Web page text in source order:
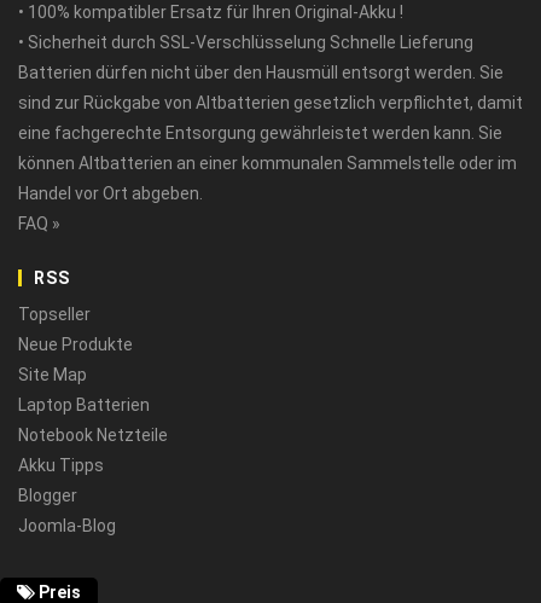
• 100% kompatibler Ersatz für Ihren Original-Akku !
• Sicherheit durch SSL-Verschlüsselung Schnelle Lieferung
Batterien dürfen nicht über den Hausmüll entsorgt werden. Sie
sind zur Rückgabe von Altbatterien gesetzlich verpflichtet, damit
eine fachgerechte Entsorgung gewährleistet werden kann. Sie
können Altbatterien an einer kommunalen Sammelstelle oder im
Handel vor Ort abgeben.
FAQ »
RSS
Topseller
Neue Produkte
Site Map
Laptop Batterien
Notebook Netzteile
Akku Tipps
Blogger
Joomla-Blog
Preis